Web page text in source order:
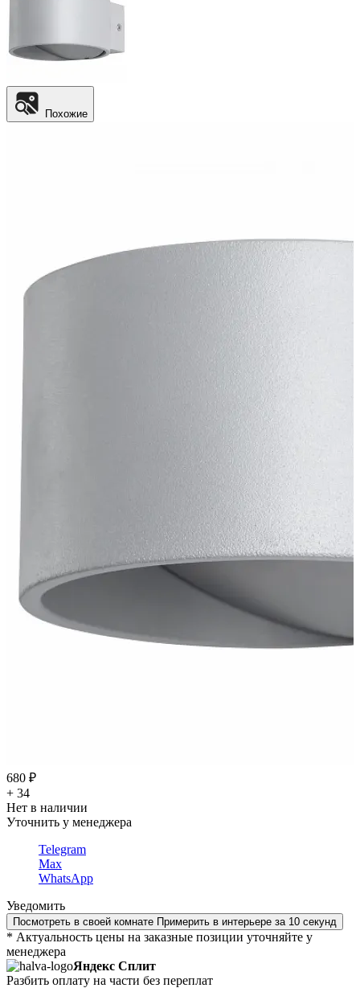
Похожие
680 ₽
+ 34
Нет в наличии
Уточнить у менеджера
Telegram
Max
WhatsApp
Уведомить
Посмотреть в своей комнате Примерить в интерьере за 10 секунд
* Актуальность цены на заказные позиции уточняйте у
менеджера
Яндекс Сплит
Разбить оплату на части без переплат